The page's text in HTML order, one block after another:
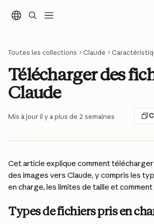
Toutes les collections Claude
Télécharger des
Claude
Mis à jour il y a plus de 2 semaines
Cet article explique comment
des images vers Claude, y compris les
en charge, les limites de taille et
Types de fichiers pris en